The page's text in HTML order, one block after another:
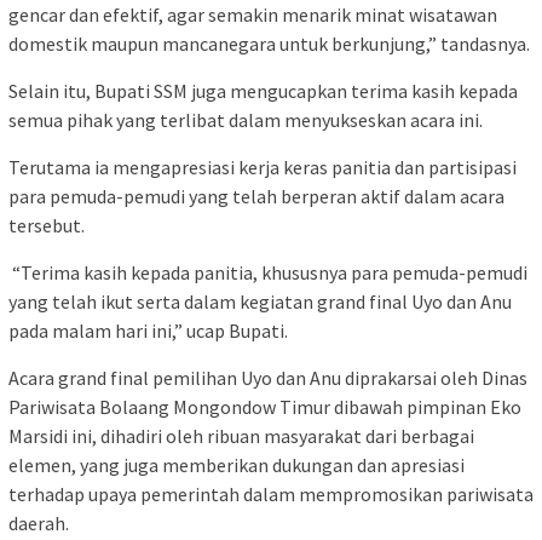
gencar dan efektif, agar semakin menarik minat wisatawan
domestik maupun mancanegara untuk berkunjung,” tandasnya.
Selain itu, Bupati SSM juga mengucapkan terima kasih kepada
semua pihak yang terlibat dalam menyukseskan acara ini.
Terutama ia mengapresiasi kerja keras panitia dan partisipasi
para pemuda-pemudi yang telah berperan aktif dalam acara
tersebut.
“Terima kasih kepada panitia, khususnya para pemuda-pemudi
yang telah ikut serta dalam kegiatan grand final Uyo dan Anu
pada malam hari ini,” ucap Bupati.
Acara grand final pemilihan Uyo dan Anu diprakarsai oleh Dinas
Pariwisata Bolaang Mongondow Timur dibawah pimpinan Eko
Marsidi ini, dihadiri oleh ribuan masyarakat dari berbagai
elemen, yang juga memberikan dukungan dan apresiasi
terhadap upaya pemerintah dalam mempromosikan pariwisata
daerah.